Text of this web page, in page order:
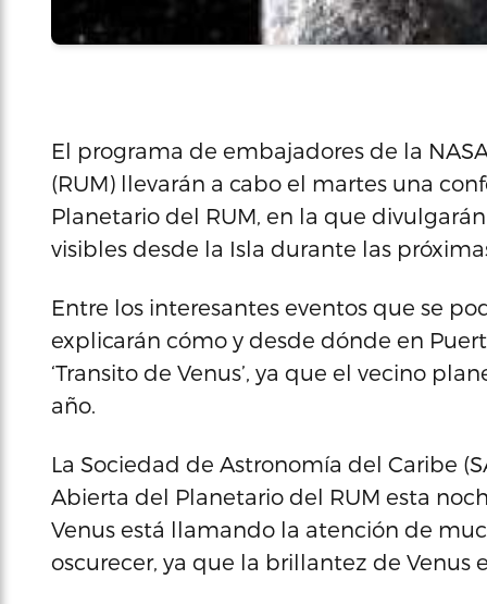
El programa de embajadores de la
(RUM) llevarán a cabo el martes una
Planetario del RUM, en la que
visibles desde la Isla durante las
Entre los interesantes eventos que se
explicarán cómo y desde dónde en
‘Transito de Venus’, ya que el vecino
año.
La Sociedad de Astronomía del Caribe
Abierta del Planetario del RUM esta
Venus está llamando la atención de
oscurecer, ya que la brillantez de Venus